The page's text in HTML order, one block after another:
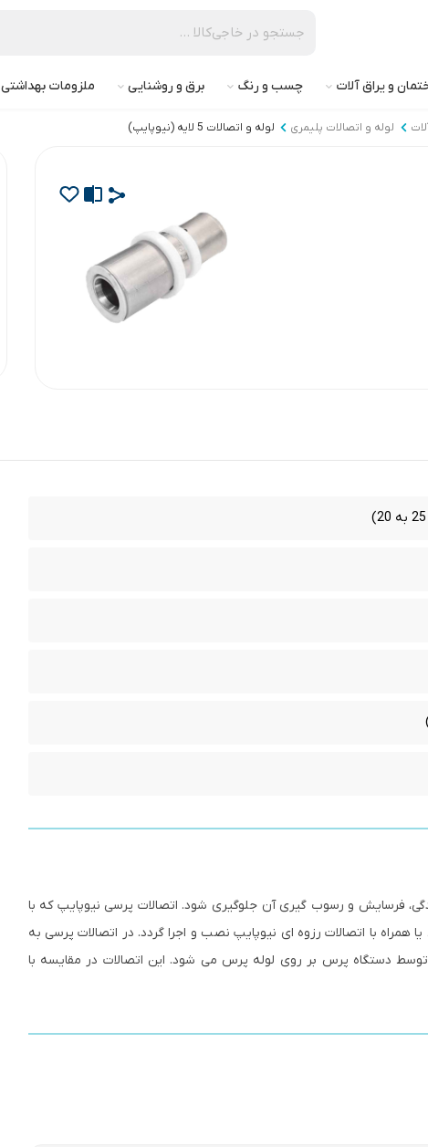
و یراق آلات چسب و رنگ برق و روشنایی ملزومات بهداشتی
لوله و اتصالات پلیمری لوله و اتصالات 5 لایه (نیوپایپ)
فرسایش و رسوب گیری آن جلوگیری شود. اتصالات پرسی نیوپایپ که با
با اتصالات رزوه ای نیوپایپ نصب و اجرا گردد. در اتصالات پرسی به
دستگاه پرس بر روی لوله پرس می شود. این اتصالات در مقایسه با